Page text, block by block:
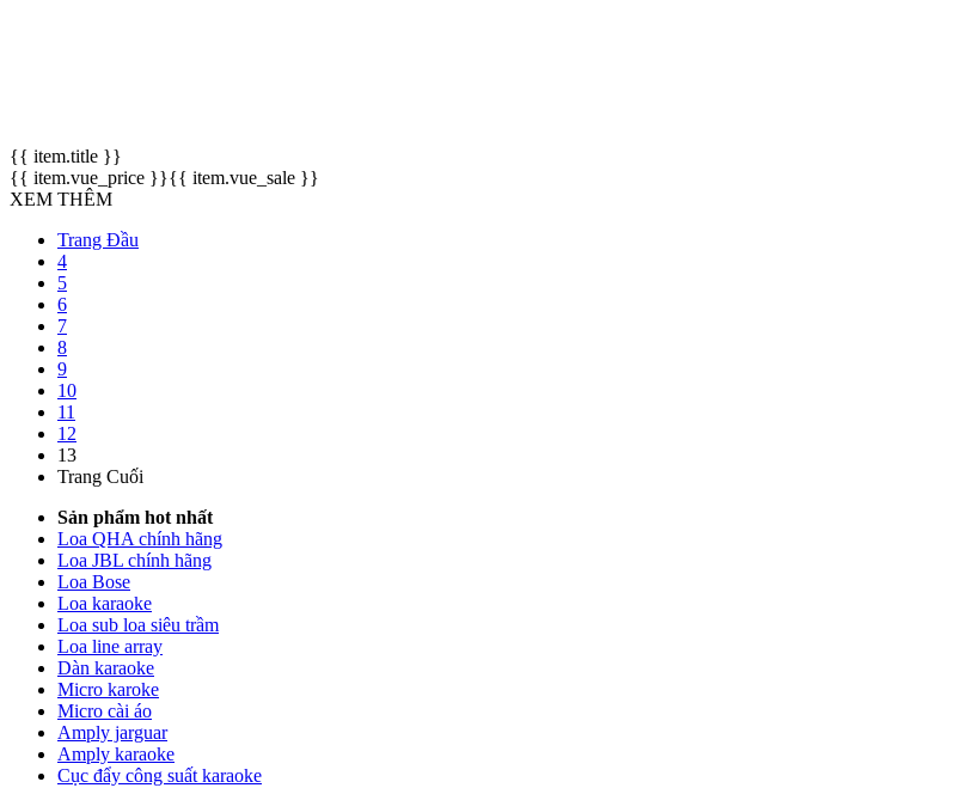
{{ item.title }}
{{ item.vue_price }}{{ item.vue_sale }}
XEM THÊM
Trang Đầu
4
5
6
7
8
9
10
11
12
13
Trang Cuối
Sản phẩm hot nhất
Loa QHA chính hãng
Loa JBL chính hãng
Loa Bose
Loa karaoke
Loa sub loa siêu trầm
Loa line array
Dàn karaoke
Micro karoke
Micro cài áo
Amply jarguar
Amply karaoke
Cục đẩy công suất karaoke